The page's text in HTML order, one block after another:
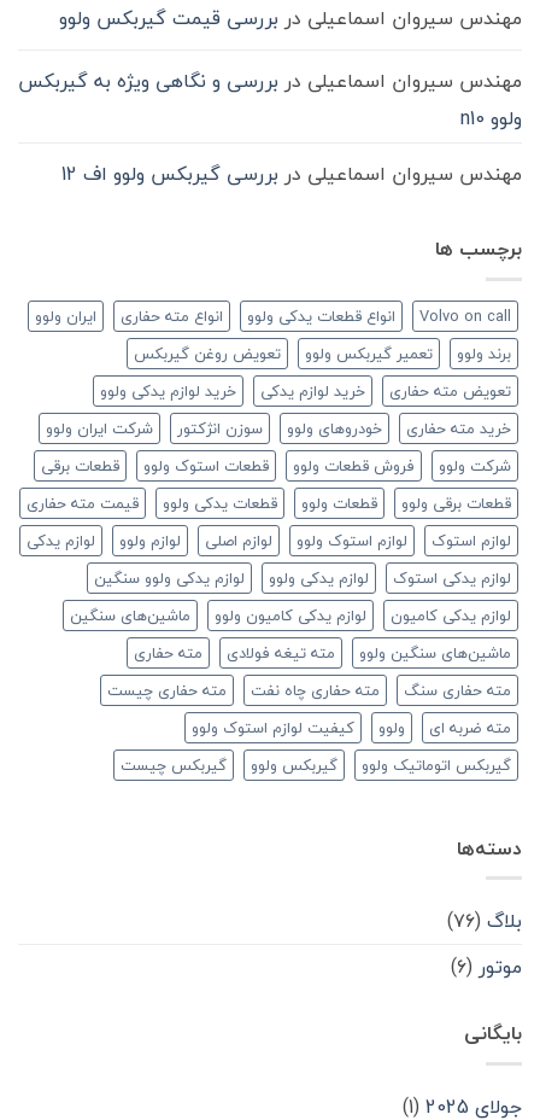
مهندس سیروان اسماعیلی در بررسی قیمت گیربکس ولوو
مهندس سیروان اسماعیلی در بررسی و نگاهی ویژه به گیربکس
ولوو n10
مهندس سیروان اسماعیلی در بررسی گیربکس ولوو اف 12
برچسب ها
Volvo on call انواع قطعات یدکی ولوو انواع مته حفاری
ایران ولوو
برند ولوو
تعمیر گیربکس ولوو
تعویض روغن گیربکس
تعویض مته حفاری
خرید لوازم یدکی
خرید لوازم یدکی ولوو
خرید مته حفاری
خودروهای ولوو سوزن انژکتور
شرکت ایران ولوو
شرکت ولوو
فروش قطعات ولوو قطعات استوک ولوو
قطعات برقی
قطعات برقی ولوو
قطعات ولوو قطعات یدکی ولوو
قیمت مته حفاری
لوازم استوک
لوازم استوک ولوو لوازم اصلی لوازم ولوو
لوازم یدکی
لوازم یدکی استوک
لوازم یدکی ولوو
لوازم یدکی ولوو سنگین
لوازم یدکی کامیون
لوازم یدکی کامیون ولوو
ماشین‌های سنگین
ماشین‌های سنگین ولوو
مته تیغه فولادی
مته حفاری
مته حفاری سنگ
مته حفاری چاه نفت
مته حفاری چیست
مته ضربه ای
ولوو
کیفیت لوازم استوک ولوو
گیربکس اتوماتیک ولوو
گیربکس ولوو گیربکس چیست
دسته‌ها
بلاگ (۷۶)
موتور (۶)
بایگانی
جولای 2025 (1)